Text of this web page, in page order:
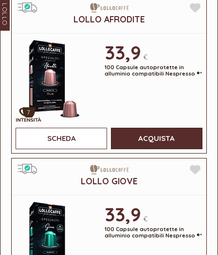
LOLLO LOLLO AFRODITE
7
33,9 €
100 Capsule autoprotette in
alluminio compatibili Nespresso ®*
SCHEDA ACQUISTA
LOLLO GIOVE
33,9 €
100 Capsule autoprotette in
alluminio compatibili Nespresso ®*